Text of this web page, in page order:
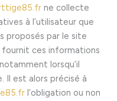
ne collecte
à l’utilisateur que
proposés par le site
fournit ces informations
lorsqu’il
Il est alors précisé à
l’obligation ou non